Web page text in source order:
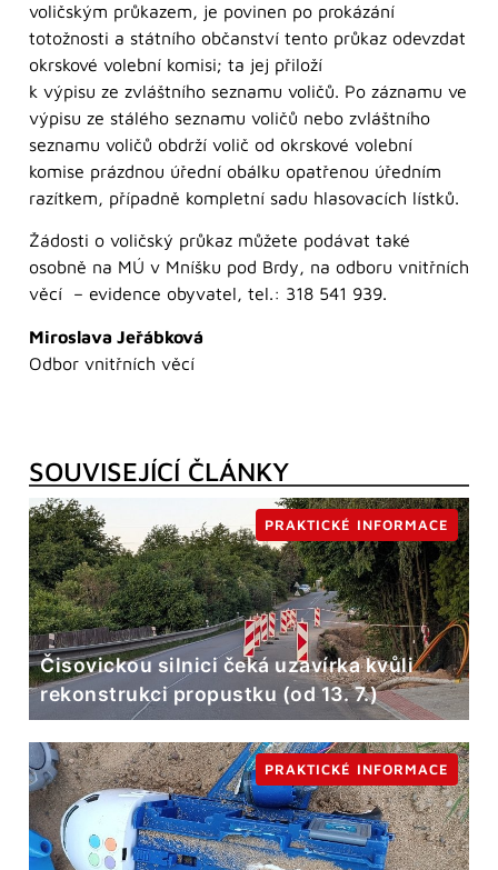
voličským průkazem, je povinen po prokázání
totožnosti a státního občanství tento průkaz odevzdat
okrskové volební komisi; ta jej přiloží
k výpisu ze zvláštního seznamu voličů. Po záznamu ve
výpisu ze stálého seznamu voličů nebo zvláštního
seznamu voličů obdrží volič od okrskové volební
komise prázdnou úřední obálku opatřenou úředním
razítkem, případně kompletní sadu hlasovacích lístků.
Žádosti o voličský průkaz můžete podávat také
osobně na MÚ v Mníšku pod Brdy, na odboru vnitřních
věcí – evidence obyvatel, tel.: 318 541 939.
Miroslava Jeřábková
Odbor vnitřních věcí
SOUVISEJÍCÍ ČLÁNKY
Čisovickou silnici čeká uzavírka kvůli
rekonstrukci propustku (od 13. 7.)
PRAKTICKÉ INFORMACE
PRAKTICKÉ INFORMACE